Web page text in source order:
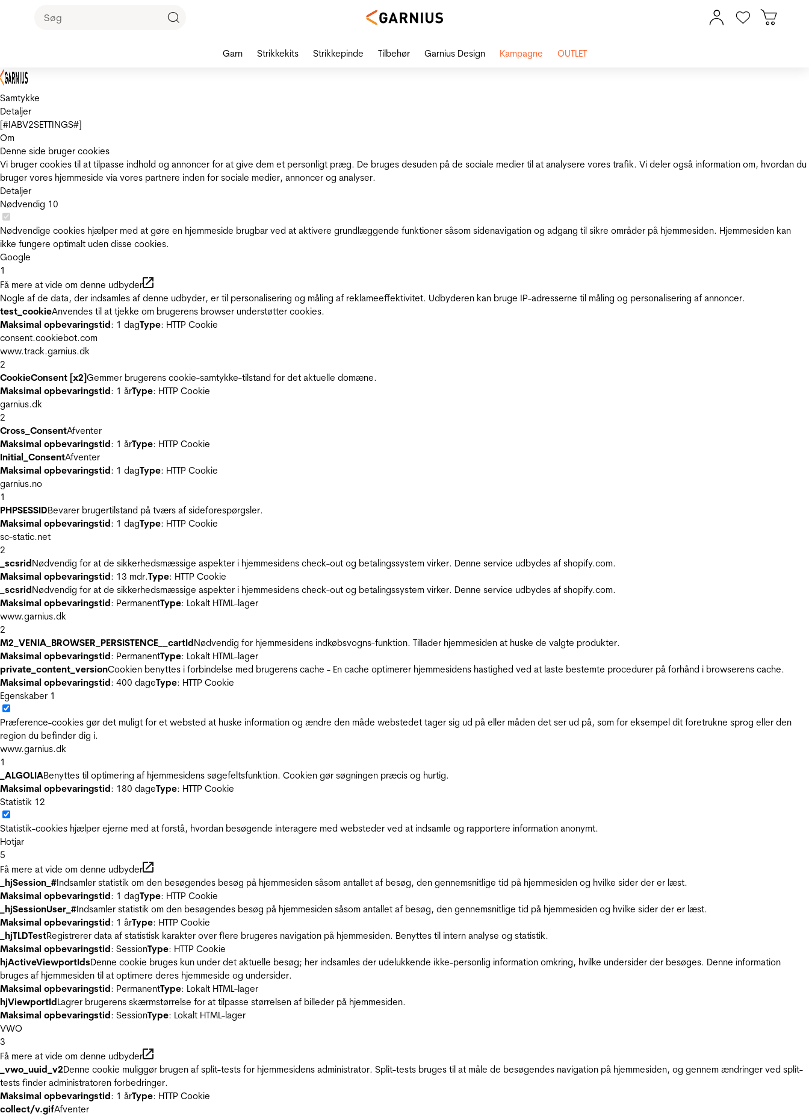
Samtykke
Detaljer
[#IABV2SETTINGS#]
Om
Denne side bruger cookies
Vi bruger cookies til at tilpasse indhold og annoncer for at give dem et personligt præg. De bruges desuden på de sociale medier til at analysere vores trafik. Vi deler også information om, hvordan du
bruger vores hjemmeside via vores partnere inden for sociale medier, annoncer og analyser.
Detaljer
Nødvendig 10
Nødvendige cookies hjælper med at gøre en hjemmeside brugbar ved at aktivere grundlæggende funktioner såsom sidenavigation og adgang til sikre områder på hjemmesiden. Hjemmesiden kan
ikke fungere optimalt uden disse cookies.
Google
1
Få mere at vide om denne udbyder
Nogle af de data, der indsamles af denne udbyder, er til personalisering og måling af reklameeffektivitet. Udbyderen kan bruge IP-adresserne til måling og personalisering af annoncer.
test_cookieAnvendes til at tjekke om brugerens browser understøtter cookies.
Maksimal opbevaringstid: 1 dagType: HTTP Cookie
consent.cookiebot.com
www.track.garnius.dk
2
CookieConsent [x2]Gemmer brugerens cookie-samtykke-tilstand for det aktuelle domæne.
Maksimal opbevaringstid: 1 årType: HTTP Cookie
garnius.dk
2
Cross_ConsentAfventer
Maksimal opbevaringstid: 1 årType: HTTP Cookie
Initial_ConsentAfventer
Maksimal opbevaringstid: 1 dagType: HTTP Cookie
garnius.no
1
PHPSESSIDBevarer brugertilstand på tværs af sideforespørgsler.
Maksimal opbevaringstid: 1 dagType: HTTP Cookie
sc-static.net
2
_scsridNødvendig for at de sikkerhedsmæssige aspekter i hjemmesidens check-out og betalingssystem virker. Denne service udbydes af shopify.com.
Maksimal opbevaringstid: 13 mdr.Type: HTTP Cookie
_scsridNødvendig for at de sikkerhedsmæssige aspekter i hjemmesidens check-out og betalingssystem virker. Denne service udbydes af shopify.com.
Maksimal opbevaringstid: PermanentType: Lokalt HTML-lager
www.garnius.dk
2
M2_VENIA_BROWSER_PERSISTENCE__cartIdNødvendig for hjemmesidens indkøbsvogns-funktion. Tillader hjemmesiden at huske de valgte produkter.
Maksimal opbevaringstid: PermanentType: Lokalt HTML-lager
private_content_versionCookien benyttes i forbindelse med brugerens cache - En cache optimerer hjemmesidens hastighed ved at laste bestemte procedurer på forhånd i browserens cache.
Maksimal opbevaringstid: 400 dageType: HTTP Cookie
Egenskaber 1
Præference-cookies gør det muligt for et websted at huske information og ændre den måde webstedet tager sig ud på eller måden det ser ud på, som for eksempel dit foretrukne sprog eller den
region du befinder dig i.
www.garnius.dk
1
_ALGOLIABenyttes til optimering af hjemmesidens søgefeltsfunktion. Cookien gør søgningen præcis og hurtig.
Maksimal opbevaringstid: 180 dageType: HTTP Cookie
Statistik 12
Statistik-cookies hjælper ejerne med at forstå, hvordan besøgende interagere med websteder ved at indsamle og rapportere information anonymt.
Hotjar
5
Få mere at vide om denne udbyder
_hjSession_#Indsamler statistik om den besøgendes besøg på hjemmesiden såsom antallet af besøg, den gennemsnitlige tid på hjemmesiden og hvilke sider der er læst.
Maksimal opbevaringstid: 1 dagType: HTTP Cookie
_hjSessionUser_#Indsamler statistik om den besøgendes besøg på hjemmesiden såsom antallet af besøg, den gennemsnitlige tid på hjemmesiden og hvilke sider der er læst.
Maksimal opbevaringstid: 1 årType: HTTP Cookie
_hjTLDTestRegistrerer data af statistisk karakter over flere brugeres navigation på hjemmesiden. Benyttes til intern analyse og statistik.
Maksimal opbevaringstid: SessionType: HTTP Cookie
hjActiveViewportIdsDenne cookie bruges kun under det aktuelle besøg; her indsamles der udelukkende ikke-personlig information omkring, hvilke undersider der besøges. Denne information
bruges af hjemmesiden til at optimere deres hjemmeside og undersider.
Maksimal opbevaringstid: PermanentType: Lokalt HTML-lager
hjViewportIdLagrer brugerens skærmstørrelse for at tilpasse størrelsen af billeder på hjemmesiden.
Maksimal opbevaringstid: SessionType: Lokalt HTML-lager
VWO
3
Få mere at vide om denne udbyder
_vwo_uuid_v2Denne cookie muliggør brugen af split-tests for hjemmesidens administrator. Split-tests bruges til at måle de besøgendes navigation på hjemmesiden, og gennem ændringer ved split-
tests finder administratoren forbedringer.
Maksimal opbevaringstid: 1 årType: HTTP Cookie
collect/v.gifAfventer
Garn Strikkekits Strikkepinde Tilbehør Garnius Design Kampagne OUTLET